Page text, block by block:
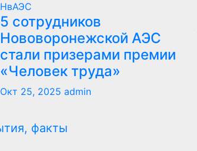
НвАЭС
5 сотрудников
Нововоронежской АЭС
стали призерами премии
«Человек труда»
Окт 25, 2025 admin